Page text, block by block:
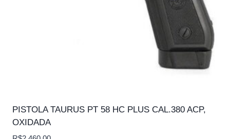
PISTOLA TAURUS PT 58 HC PLUS CAL.380 ACP,
OXIDADA